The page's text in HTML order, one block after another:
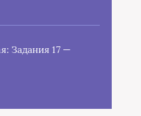
Задания 17 —